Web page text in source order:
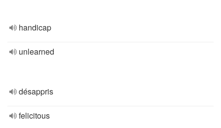
handicap
unlearned
désappris
felicitous